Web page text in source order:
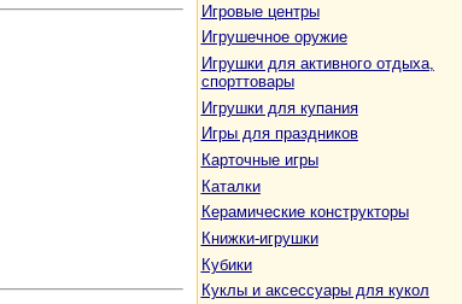
Игровые центры
Игрушечное оружие
Игрушки для активного отдыха,
спорттовары
Игрушки для купания
Игры для праздников
Карточные игры
Каталки
Керамические конструкторы
Книжки-игрушки
Кубики
Куклы и аксессуары для кукол